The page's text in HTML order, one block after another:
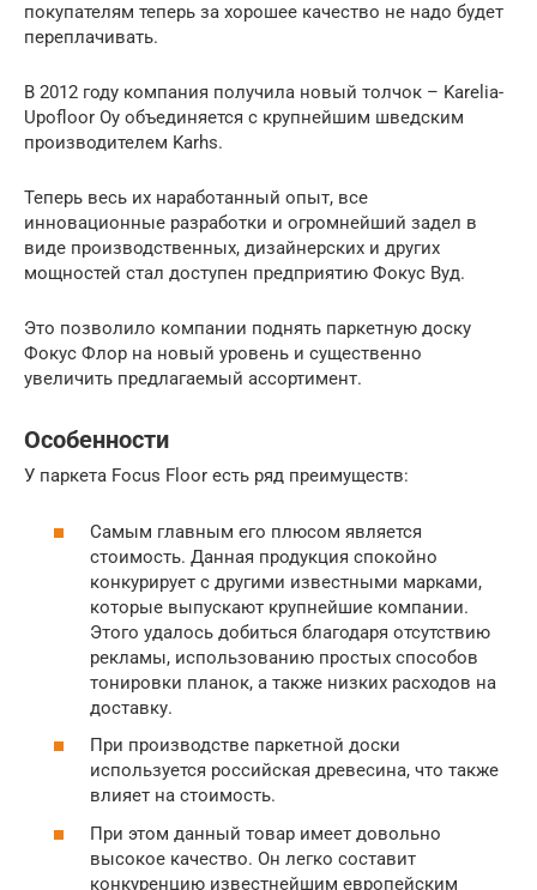
покупателям теперь за хорошее качество не надо будет
переплачивать.
В 2012 году компания получила новый толчок – Karelia-
Upofloor Oy объединяется с крупнейшим шведским
производителем Karhs.
Теперь весь их наработанный опыт, все
инновационные разработки и огромнейший задел в
виде производственных, дизайнерских и других
мощностей стал доступен предприятию Фокус Вуд.
Это позволило компании поднять паркетную доску
Фокус Флор на новый уровень и существенно
увеличить предлагаемый ассортимент.
Особенности
У паркета Focus Floor есть ряд преимуществ:
Самым главным его плюсом является
стоимость. Данная продукция спокойно
конкурирует с другими известными марками,
которые выпускают крупнейшие компании.
Этого удалось добиться благодаря отсутствию
рекламы, использованию простых способов
тонировки планок, а также низких расходов на
доставку.
При производстве паркетной доски
используется российская древесина, что также
влияет на стоимость.
При этом данный товар имеет довольно
высокое качество. Он легко составит
конкуренцию известнейшим европейским